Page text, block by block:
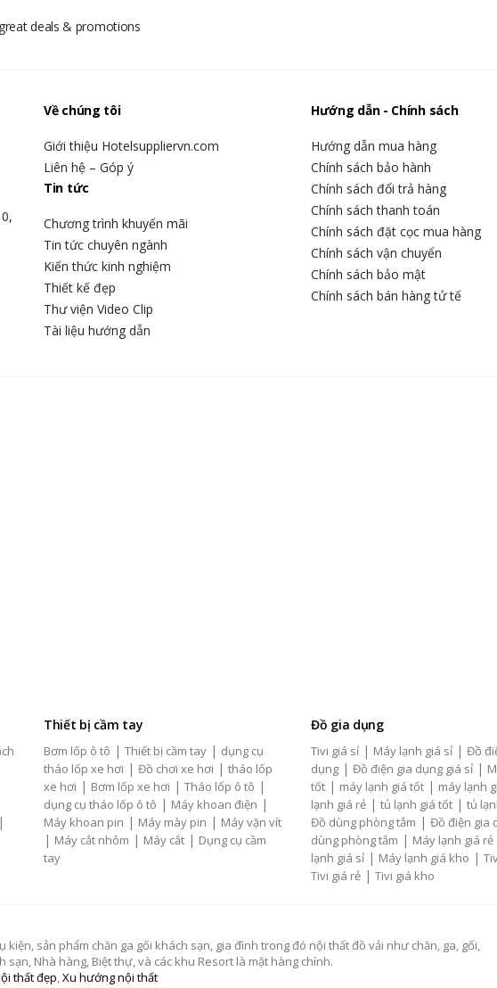
deals & promotions
Về chúng tôi
Giới thiệu Hotelsuppliervn.com
Liên hệ – Góp ý
Tin tức
Chương trình khuyến mãi
Tin tức chuyên ngành
Kiến thức kinh nghiệm
Thiết kế đẹp
Thư viện Video Clip
Tài liệu hướng dẫn
Hướng dẫn - Chính sách
Hướng dẫn mua hàng
Chính sách bảo hành
Chính sách đổi trả hàng
Chính sách thanh toán
Chính sách đặt cọc mua hàng
Chính sách vận chuyển
Chính sách bảo mật
Chính sách bán hàng tử tế
|
Thiết bị cầm tay
Bơm lốp ô tô | Thiết bị cầm tay | dụng cụ
tháo lốp xe hơi | Đồ chơi xe hơi | tháo lốp
xe hơi | Bơm lốp xe hơi | Tháo lốp ô tô |
dụng cụ tháo lốp ô tô | Máy khoan điện |
Máy khoan pin | Máy mày pin | Máy vặn vít
| Máy cắt nhôm | Máy cắt | Dụng cụ cầm
tay
Đồ gia dụng
Tivi giá sỉ | Máy lạnh giá sỉ | Đồ
dụng | Đồ điện gia dụng giá sỉ |
tốt | máy lạnh giá tốt | máy lạnh
lạnh giá rẻ | tủ lạnh giá tốt | tủ
Đồ dùng phòng tắm | Đồ điện gia
dùng phòng tắm | Máy lạnh giá rẻ
lạnh giá sỉ | Máy lạnh giá kho |
Tivi giá rẻ | Tivi giá kho
kiện, sản phẩm chăn ga gối khách sạn, gia đình trong đó nội thất đồ vải như chăn, ga, gối,
sạn, Nhà hàng, Biệt thự, và các khu Resort là mặt hàng chính.
thất đẹp,Xu hướng nội thất